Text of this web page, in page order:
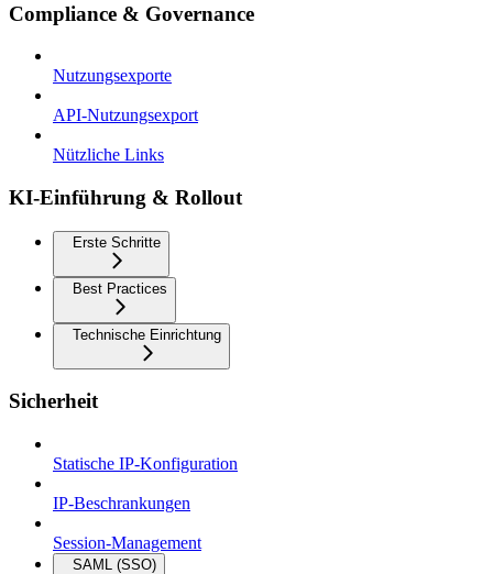
Compliance & Governance
Nutzungsexporte
API-Nutzungsexport
Nützliche Links
KI-Einführung & Rollout
Erste Schritte
Best Practices
Technische Einrichtung
Sicherheit
Statische IP-Konfiguration
IP-Beschrankungen
Session-Management
SAML (SSO)